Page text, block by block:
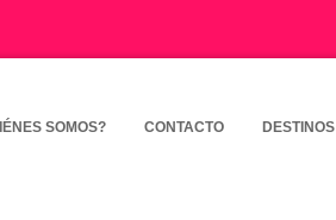
SOMOS? CONTACTO DESTINOS